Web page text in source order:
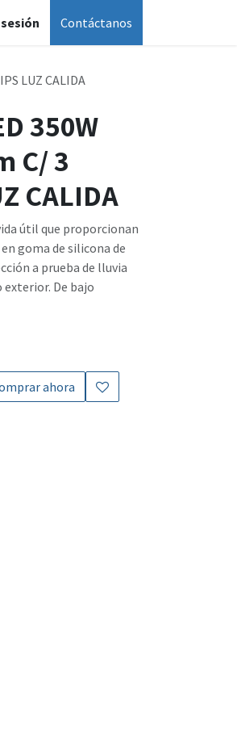
Contáctanos
LUZ CALIDA
350W
C/ 3
CALIDA
útil que proporcionan
goma de silicona de
a prueba de lluvia
De bajo
ahora